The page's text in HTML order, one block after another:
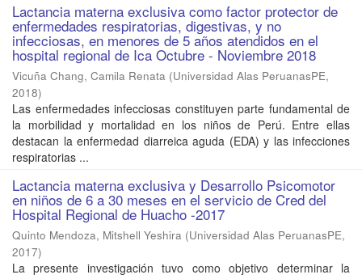
Lactancia materna exclusiva como factor protector de
enfermedades respiratorias, digestivas, y no
infecciosas, en menores de 5 años atendidos en el
hospital regional de Ica Octubre - Noviembre 2018
Vicuña Chang, Camila Renata (Universidad Alas PeruanasPE,
2018)
Las enfermedades infecciosas constituyen parte fundamental de
la morbilidad y mortalidad en los niños de Perú. Entre ellas
destacan la enfermedad diarreica aguda (EDA) y las infecciones
respiratorias ...
Lactancia materna exclusiva y Desarrollo Psicomotor
en niños de 6 a 30 meses en el servicio de Cred del
Hospital Regional de Huacho -2017
Quinto Mendoza, Mitshell Yeshira (Universidad Alas PeruanasPE,
2017)
La presente investigación tuvo como objetivo determinar la